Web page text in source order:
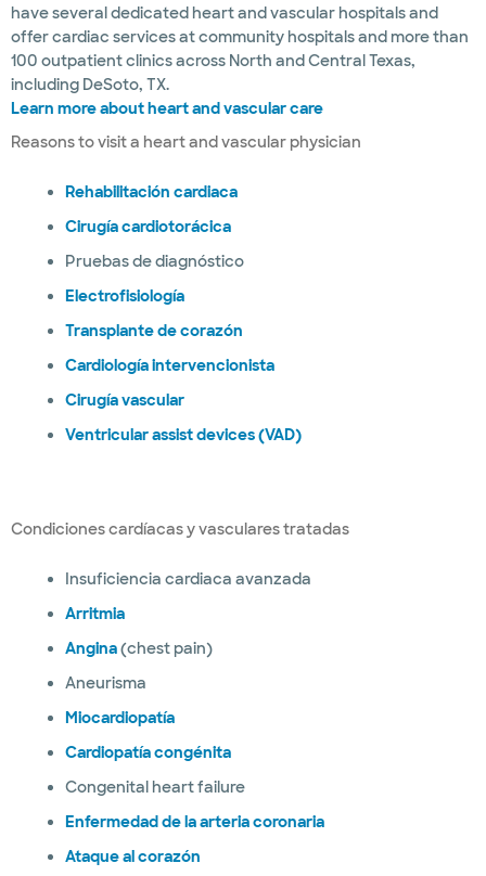
have several dedicated heart and vascular hospitals and
offer cardiac services at community hospitals and more than
100 outpatient clinics across North and Central Texas,
including DeSoto, TX.
Learn more about heart and vascular care
Reasons to visit a heart and vascular physician
Rehabilitación cardiaca
Cirugía cardiotorácica
Pruebas de diagnóstico
Electrofisiología
Transplante de corazón
Cardiología intervencionista
Cirugía vascular
Ventricular assist devices (VAD)
Condiciones cardíacas y vasculares tratadas
Insuficiencia cardiaca avanzada
Arritmia
Angina(chest pain)
Aneurisma
Miocardiopatía
Cardiopatía congénita
Congenital heart failure
Enfermedad de la arteria coronaria
Ataque al corazón